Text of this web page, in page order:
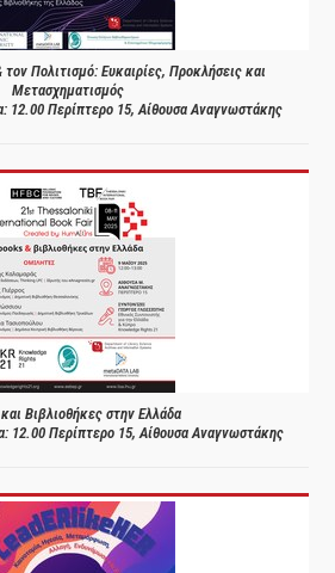
Πολιτισμό: Ευκαιρίες, Προκλήσεις και
Μετασχηματισμός
12.00 Περίπτερο 15, Αίθουσα Αναγνωστάκης
Βιβλιοθήκες στην Ελλάδα
12.00 Περίπτερο 15, Αίθουσα Αναγνωστάκης